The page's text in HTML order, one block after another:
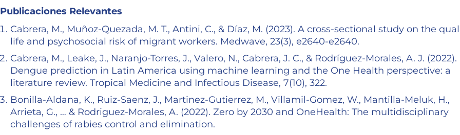
Publicaciones Relevantes
Cabrera, M., Muñoz-Quezada, M. T., Antini, C., & Díaz, M. (2023). A cross-sectional study on the
life and psychosocial risk of migrant workers. Medwave, 23(3), e2640-e2640.
Cabrera, M., Leake, J., Naranjo-Torres, J., Valero, N., Cabrera, J. C., & Rodríguez-Morales, A. J. (2022).
Dengue prediction in Latin America using machine learning and the One Health perspective: a
literature review. Tropical Medicine and Infectious Disease, 7(10), 322.
Bonilla-Aldana, K., Ruiz-Saenz, J., Martinez-Gutierrez, M., Villamil-Gomez, W., Mantilla-Meluk, H.,
Arrieta, G., … & Rodriguez-Morales, A. (2022). Zero by 2030 and OneHealth: The multidisciplinary
challenges of rabies control and elimination.